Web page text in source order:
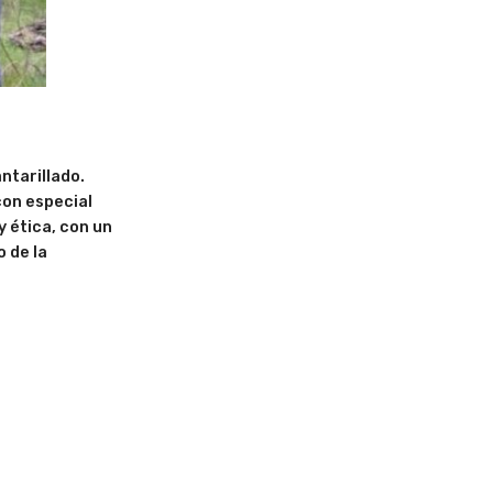
especial
ética, con un
de la